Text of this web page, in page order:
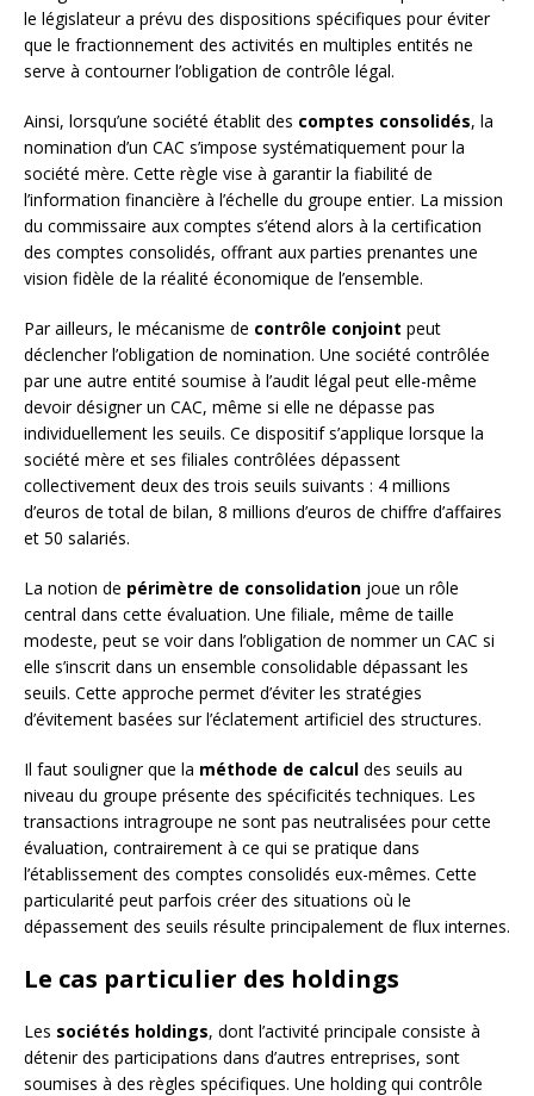
le législateur a prévu des dispositions spécifiques pour éviter
que le fractionnement des activités en multiples entités ne
serve à contourner l’obligation de contrôle légal.
Ainsi, lorsqu’une société établit des comptes consolidés, la
nomination d’un CAC s’impose systématiquement pour la
société mère. Cette règle vise à garantir la fiabilité de
l’information financière à l’échelle du groupe entier. La mission
du commissaire aux comptes s’étend alors à la certification
des comptes consolidés, offrant aux parties prenantes une
vision fidèle de la réalité économique de l’ensemble.
Par ailleurs, le mécanisme de contrôle conjoint peut
déclencher l’obligation de nomination. Une société contrôlée
par une autre entité soumise à l’audit légal peut elle-même
devoir désigner un CAC, même si elle ne dépasse pas
individuellement les seuils. Ce dispositif s’applique lorsque la
société mère et ses filiales contrôlées dépassent
collectivement deux des trois seuils suivants : 4 millions
d’euros de total de bilan, 8 millions d’euros de chiffre d’affaires
et 50 salariés.
La notion de périmètre de consolidation joue un rôle
central dans cette évaluation. Une filiale, même de taille
modeste, peut se voir dans l’obligation de nommer un CAC si
elle s’inscrit dans un ensemble consolidable dépassant les
seuils. Cette approche permet d’éviter les stratégies
d’évitement basées sur l’éclatement artificiel des structures.
Il faut souligner que la méthode de calcul des seuils au
niveau du groupe présente des spécificités techniques. Les
transactions intragroupe ne sont pas neutralisées pour cette
évaluation, contrairement à ce qui se pratique dans
l’établissement des comptes consolidés eux-mêmes. Cette
particularité peut parfois créer des situations où le
dépassement des seuils résulte principalement de flux internes.
Le cas particulier des holdings
Les sociétés holdings, dont l’activité principale consiste à
détenir des participations dans d’autres entreprises, sont
soumises à des règles spécifiques. Une holding qui contrôle